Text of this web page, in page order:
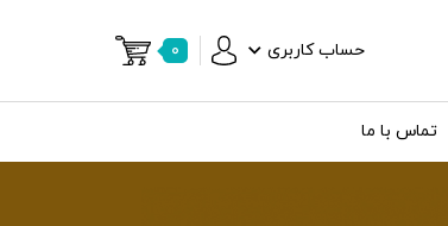
حساب کاربری ۰
تماس با ما